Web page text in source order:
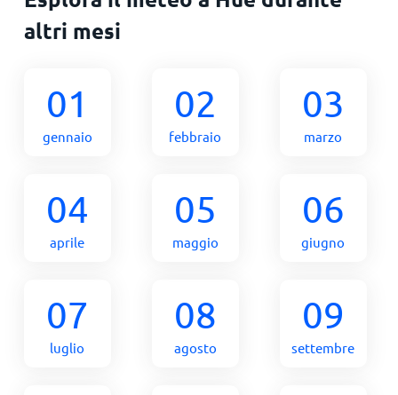
altri mesi
01
gennaio
02
febbraio
03
marzo
04
aprile
05
maggio
06
giugno
07
luglio
08
agosto
09
settembre